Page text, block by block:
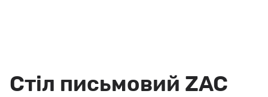
Стіл письмовий ZAC